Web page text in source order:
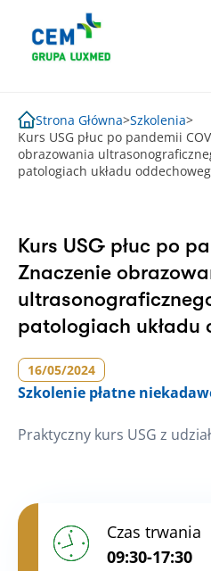
content
Strona Główna>Szkolenia>
Kurs USG płuc po pandemii
obrazowania
patologiach układu
Kurs USG płuc po
Znaczenie
patologiach układu
16/05/2024
Szkolenie płatne
Praktyczny kurs USG z
Czas trwania
09:30-17:30